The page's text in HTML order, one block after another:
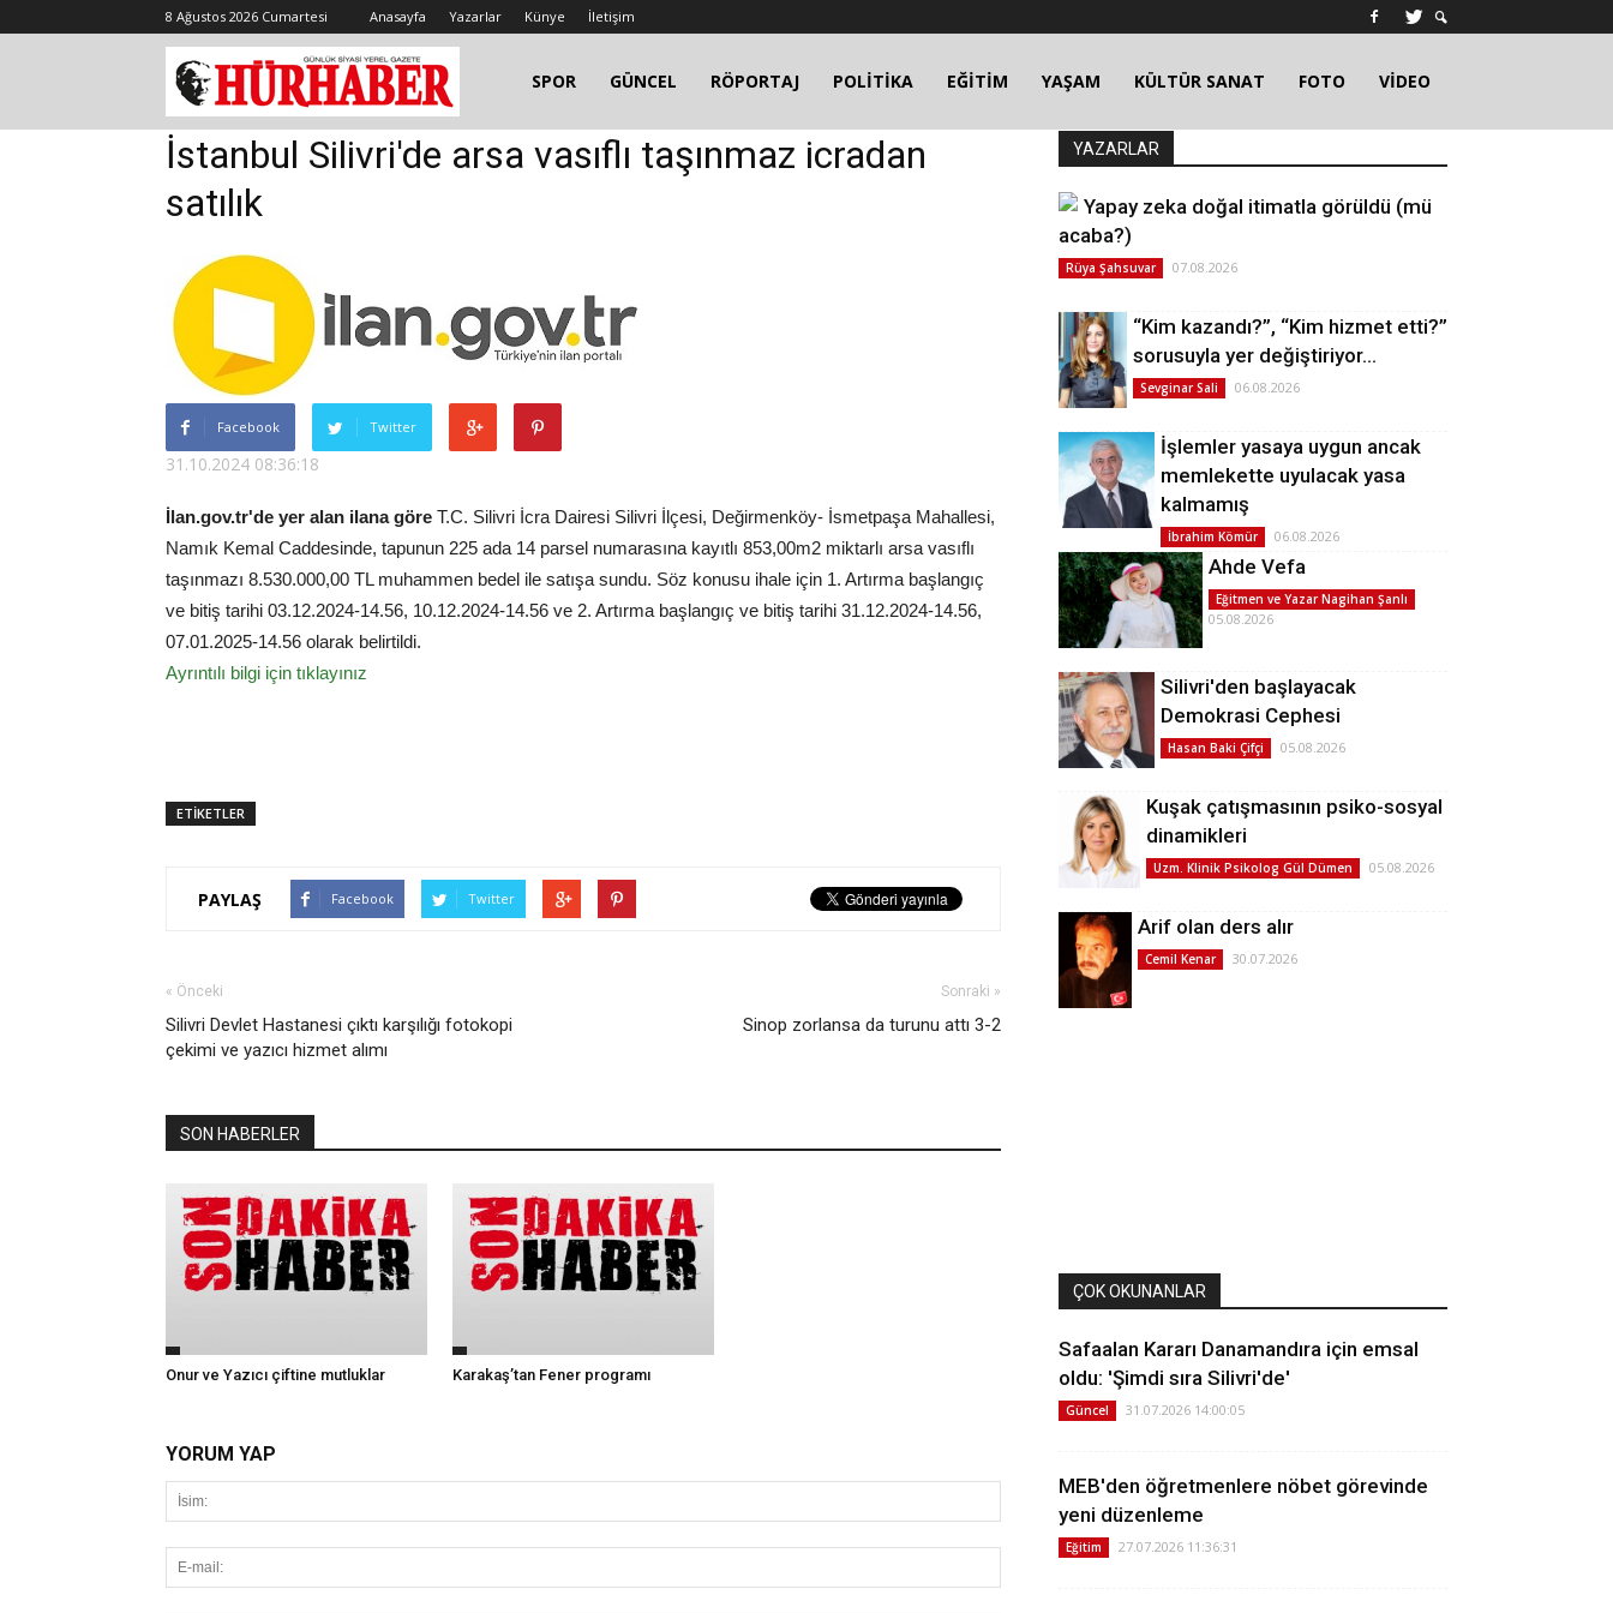
8 Ağustos 2026 Cumartesi Anasayfa Yazarlar Künye İletişim
SPOR GÜNCEL RÖPORTAJ POLİTİKA EĞİTİM YAŞAM KÜLTÜR SANAT FOTO VİDEO
İstanbul Silivri'de arsa vasıflı taşınmaz icradan
satılık
Facebook Twitter
31.10.2024 08:36:18
İlan.gov.tr'de yer alan ilana göre T.C. Silivri İcra Dairesi Silivri İlçesi, Değirmenköy- İsmetpaşa Mahallesi,
Namık Kemal Caddesinde, tapunun 225 ada 14 parsel numarasına kayıtlı 853,00m2 miktarlı arsa vasıflı
taşınmazı 8.530.000,00 TL muhammen bedel ile satışa sundu. Söz konusu ihale için 1. Artırma başlangıç
ve bitiş tarihi 03.12.2024-14.56, 10.12.2024-14.56 ve 2. Artırma başlangıç ve bitiş tarihi 31.12.2024-14.56,
07.01.2025-14.56 olarak belirtildi.
Ayrıntılı bilgi için tıklayınız
ETİKETLER
PAYLAŞ Facebook Twitter
« Önceki
Silivri Devlet Hastanesi çıktı karşılığı fotokopi
çekimi ve yazıcı hizmet alımı
Sonraki »
Sinop zorlansa da turunu attı 3-2
SON HABERLER
Onur ve Yazıcı çiftine mutluklar Karakaş’tan Fener programı
YORUM YAP
YAZARLAR
Yapay zeka doğal itimatla görüldü (mü
acaba?)
Rüya Şahsuvar 07.08.2026
“Kim kazandı?”, “Kim hizmet etti?”
sorusuyla yer değiştiriyor…
Sevginar Sali 06.08.2026
İşlemler yasaya uygun ancak
memlekette uyulacak yasa
kalmamış
İbrahim Kömür 06.08.2026
Ahde Vefa
Eğitmen ve Yazar Nagihan Şanlı
05.08.2026
Silivri'den başlayacak
Demokrasi Cephesi
Hasan Baki Çifçi 05.08.2026
Kuşak çatışmasının psiko-sosyal
dinamikleri
Uzm. Klinik Psikolog Gül Dümen 05.08.2026
Arif olan ders alır
Cemil Kenar 30.07.2026
ÇOK OKUNANLAR
Safaalan Kararı Danamandıra için emsal
oldu: 'Şimdi sıra Silivri'de'
Güncel 31.07.2026 14:00:05
MEB'den öğretmenlere nöbet görevinde
yeni düzenleme
Eğitim 27.07.2026 11:36:31